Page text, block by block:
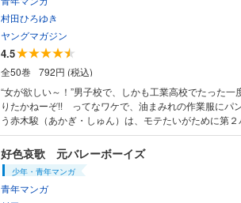
村田ひろゆき
ヤングマガジン
4.5
全50巻
792円 (税込)
“女が欲しい～！”男子校で、しかも工業高校でたった一
りたかねーぞ!! ってなワケで、油まみれの作業服にパ
う赤木駿（あかぎ・しゅん）は、モテたいがために第
作ってしまった！──油の匂いにゃ超ツヨイが、女の香
ワイ、痛快学園コメディー!!
好色哀歌 元バレーボーイズ
少年・青年マンガ
青年マンガ